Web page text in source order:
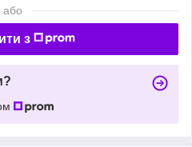
або
з